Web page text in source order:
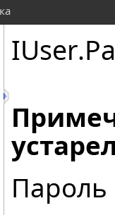
IUser.
Пароль